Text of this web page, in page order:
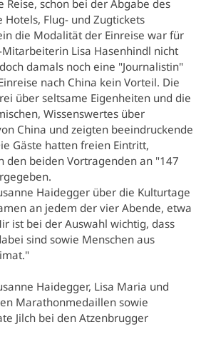
Reise, schon bei der Abgabe des
Hotels, Flug- und Zugtickets
die Modalität der Einreise war für
Lisa Hasenhindl nicht
damals noch eine "Journalistin"
nach China kein Vorteil. Die
über seltsame Eigenheiten und die
Wissenswertes über
China und zeigten beeindruckende
Gäste hatten freien Eintritt,
den beiden Vortragenden an "147
Haidegger über die Kulturtage
an jedem der vier Abende, etwa
ist bei der Auswahl wichtig, dass
sind sowie Menschen aus
Haidegger, Lisa Maria und
Marathonmedaillen sowie
Jilch bei den Atzenbrugger